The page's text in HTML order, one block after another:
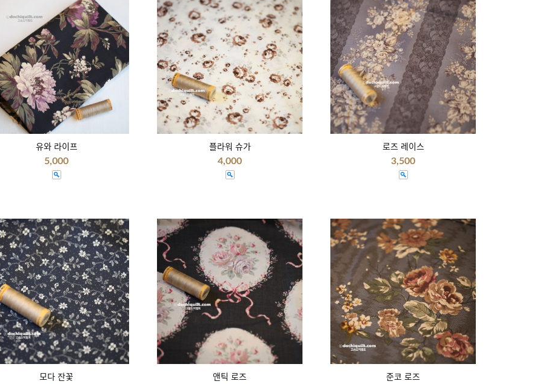
유와 라이프
5,000
플라워 슈가
4,000
로즈 레이스
3,500
모다 잔꽃 앤틱 로즈 준코 로즈